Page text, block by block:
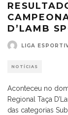
D’LAMB
LIGA
NOTÍCIAS
Aconteceu no
Regional Taça
das categorias